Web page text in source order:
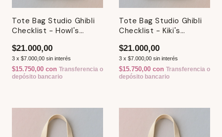
Tote Bag Studio Ghibli
Checklist - Howl's
Ambulante
$21.000,00
3 x $7.000,00 sin interés
$15.750,00 con Transferencia o
depósito bancario
Tote Bag Studio Ghibli
Checklist - Kiki's
$21.000,00
3 x $7.000,00 sin interés
$15.750,00 con Transferencia o
depósito bancario